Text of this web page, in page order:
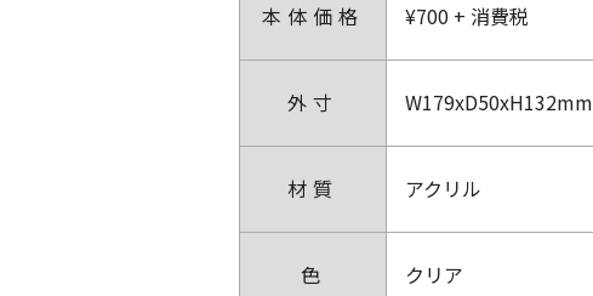
本体価格 ¥700 + 消費税
外寸 W179xD50xH132mm
材質 アクリル
色 クリア